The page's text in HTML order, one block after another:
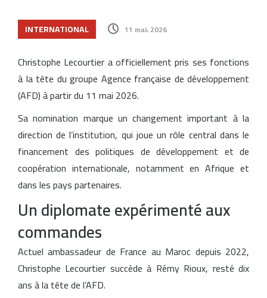
INTERNATIONAL 11 mai، 2026
Christophe Lecourtier a officiellement pris ses fonctions
à la tête du groupe Agence française de développement
(AFD) à partir du 11 mai 2026.
Sa nomination marque un changement important à la
direction de l’institution, qui joue un rôle central dans le
financement des politiques de développement et de
coopération internationale, notamment en Afrique et
dans les pays partenaires.
Un diplomate expérimenté aux
commandes
Actuel ambassadeur de France au Maroc depuis 2022,
Christophe Lecourtier succède à Rémy Rioux, resté dix
ans à la tête de l’AFD.